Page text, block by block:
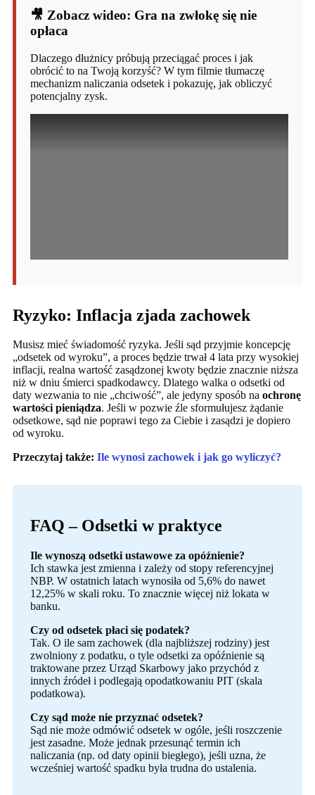
🎥 Zobacz wideo: Gra na zwłokę się nie
opłaca
Dlaczego dłużnicy próbują przeciągać proces i jak
obrócić to na Twoją korzyść? W tym filmie tłumaczę
mechanizm naliczania odsetek i pokazuję, jak obliczyć
potencjalny zysk.
Ryzyko: Inflacja zjada zachowek
Musisz mieć świadomość ryzyka. Jeśli sąd przyjmie koncepcję
„odsetek od wyroku”, a proces będzie trwał 4 lata przy wysokiej
inflacji, realna wartość zasądzonej kwoty będzie znacznie niższa
niż w dniu śmierci spadkodawcy. Dlatego walka o odsetki od
daty wezwania to nie „chciwość”, ale jedyny sposób na ochronę
wartości pieniądza. Jeśli w pozwie źle sformułujesz żądanie
odsetkowe, sąd nie poprawi tego za Ciebie i zasądzi je dopiero
od wyroku.
Przeczytaj także: Ile wynosi zachowek i jak go wyliczyć?
FAQ – Odsetki w praktyce
Ile wynoszą odsetki ustawowe za opóźnienie?
Ich stawka jest zmienna i zależy od stopy referencyjnej
NBP. W ostatnich latach wynosiła od 5,6% do nawet
12,25% w skali roku. To znacznie więcej niż lokata w
banku.
Czy od odsetek płaci się podatek?
Tak. O ile sam zachowek (dla najbliższej rodziny) jest
zwolniony z podatku, o tyle odsetki za opóźnienie są
traktowane przez Urząd Skarbowy jako przychód z
innych źródeł i podlegają opodatkowaniu PIT (skala
podatkowa).
Czy sąd może nie przyznać odsetek?
Sąd nie może odmówić odsetek w ogóle, jeśli roszczenie
jest zasadne. Może jednak przesunąć termin ich
naliczania (np. od daty opinii biegłego), jeśli uzna, że
wcześniej wartość spadku była trudna do ustalenia.